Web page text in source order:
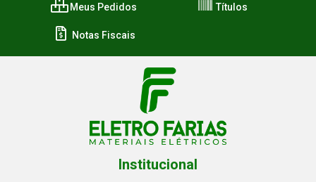
Meus Pedidos Títulos
Notas Fiscais
Institucional